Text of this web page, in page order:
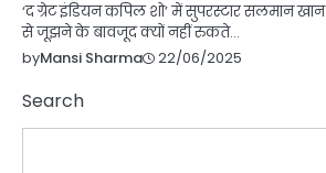
‘द ग्रेट इंडियन कपिल शो’ में सुपरस्टार सलमान खान
से जूझने के बावजूद क्यों नहीं रुकते…
byMansi Sharma 22/06/2025
Search